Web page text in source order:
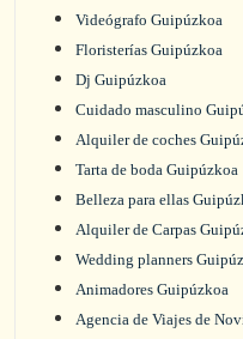
Videógrafo Guipúzkoa
Floristerías Guipúzkoa
Dj Guipúzkoa
Cuidado masculino
Alquiler de coches
Tarta de boda Guipúzkoa
Belleza para ellas
Alquiler de Carpas
Wedding planners
Animadores Guipúzkoa
Agencia de Viajes de